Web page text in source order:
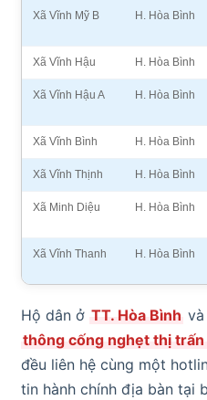
Xã Vĩnh Mỹ B H. Hòa Bình
Xã Vĩnh Hậu H. Hòa Bình
Xã Vĩnh Hậu A H. Hòa Bình
Xã Vĩnh Bình H. Hòa Bình
Xã Vĩnh Thịnh H. Hòa Bình
Xã Minh Diệu H. Hòa Bình
Xã Vĩnh Thanh H. Hòa Bình
Hộ dân ở TT. Hòa Bình
thông cống nghẹt thị trấn
đều liên hệ cùng một
tin hành chính địa bàn tại